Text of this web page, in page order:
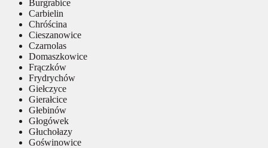
Burgrabice
Carbielin
Chróścina
Cieszanowice
Czarnolas
Domaszkowice
Frączków
Frydrychów
Giełczyce
Gierałcice
Głebinów
Głogówek
Głuchołazy
Goświnowice